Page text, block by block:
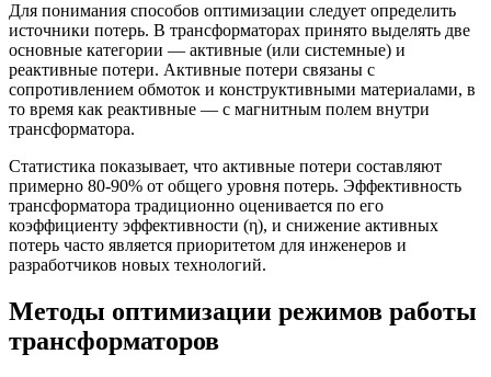
Для понимания способов оптимизации следует определить
источники потерь. В трансформаторах принято выделять две
основные категории — активные (или системные) и
реактивные потери. Активные потери связаны с
сопротивлением обмоток и конструктивными материалами, в
то время как реактивные — с магнитным полем внутри
трансформатора.
Статистика показывает, что активные потери составляют
примерно 80-90% от общего уровня потерь. Эффективность
трансформатора традиционно оценивается по его
коэффициенту эффективности (η), и снижение активных
потерь часто является приоритетом для инженеров и
разработчиков новых технологий.
Методы оптимизации режимов работы
трансформаторов